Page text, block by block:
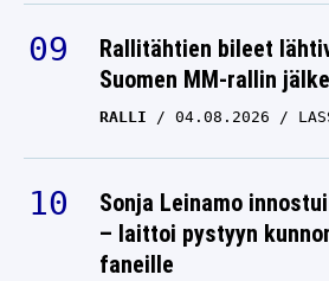
Rallitähtien bileet
Suomen MM-rallin
RALLI 04.08.2026
Sonja Leinamo
– laittoi pystyyn
faneille